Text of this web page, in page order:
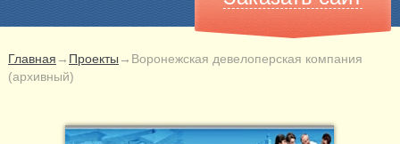
Главная → Проекты → Воронежская девелоперская компания
(архивный)